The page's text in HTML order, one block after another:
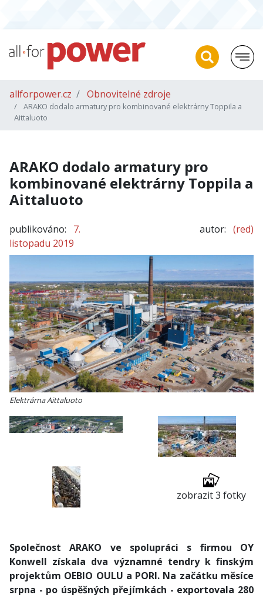
allforpower.cz Obnovitelné zdroje
ARAKO dodalo armatury pro kombinované elektrárny Toppila a
Aittaluoto
ARAKO dodalo armatury pro
kombinované elektrárny Toppila a
Aittaluoto
publikováno:
7.
listopadu 2019
autor: (red)
Elektrárna Aittaluoto
zobrazit 3 fotky
Společnost ARAKO ve spolupráci s firmou OY
Konwell získala dva významné tendry k finským
projektům OEBIO OULU a PORI. Na začátku měsíce
srpna - po úspěšných přejímkách - exportovala 280